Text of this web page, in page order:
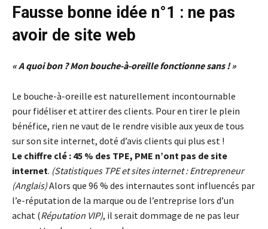
Fausse bonne idée n°1 : ne pas
avoir de site web
« A quoi bon ? Mon bouche-à-oreille fonctionne sans ! »
Le bouche-à-oreille est naturellement incontournable
pour fidéliser et attirer des clients. Pour en tirer le plein
bénéfice, rien ne vaut de le rendre visible aux yeux de tous
sur son site internet, doté d’avis clients qui plus est !
Le chiffre clé : 45 % des TPE, PME n’ont pas de site
internet. (Statistiques TPE et sites internet : Entrepreneur
(Anglais)Alors que 96 % des internautes sont influencés par
l’e-réputation de la marque ou de l’entreprise lors d’un
achat (Réputation VIP), il serait dommage de ne pas leur